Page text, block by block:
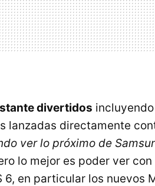
divertidos
lanzadas directamente
ver lo próximo de
lo mejor es poder ver
6, en particular los nuevos